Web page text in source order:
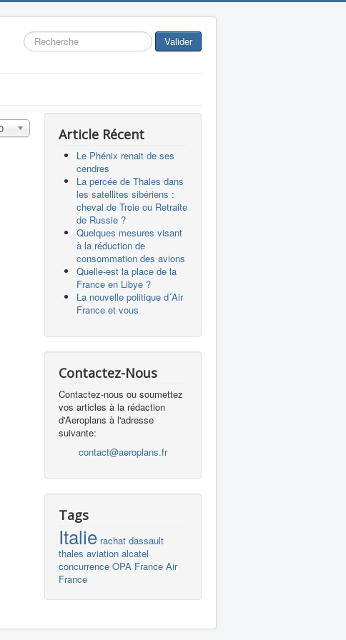
Rechercher Valider
#
Article Récent
Le Phénix renait de ses
cendres
La percée de Thales dans
les satellites sibériens :
cheval de Troie ou Retraite
de Russie ?
Quelques mesures visant
à la réduction de
consommation des avions
Quelle-est la place de la
France en Libye ?
La nouvelle politique d´Air
France et vous
Contactez-Nous
Contactez-nous ou soumettez
vos articles à la rédaction
d'Aeroplans à l'adresse
suivante:
contact@aeroplans.fr
Tags
Italie rachat dassault
thales aviation alcatel
concurrence OPA France Air
France